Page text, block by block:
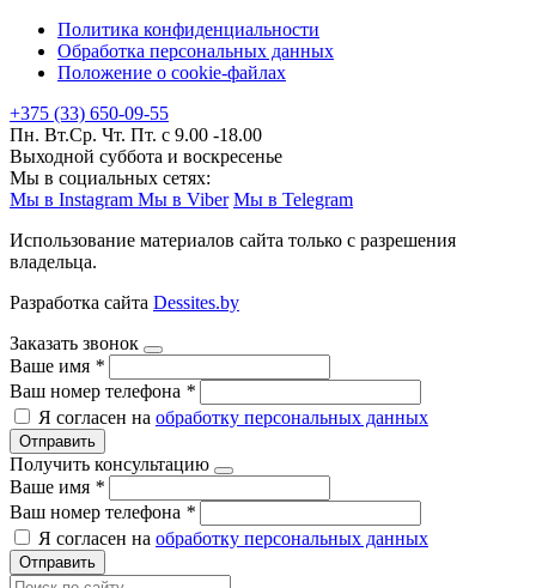
Политика конфиденциальности
Обработка персональных данных
Положение о cookie-файлах
+375 (33) 650-09-55
Пн. Вт.Ср. Чт. Пт. с 9.00 -18.00
Выходной суббота и воскресенье
Мы в социальных сетях:
Мы в Instagram Мы в Viber Мы в Telegram
Использование материалов сайта только с разрешения
владельца.
Разработка сайта Dessites.by
Заказать звонок
Ваше имя *
Ваш номер телефона *
Я согласен на обработку персональных данных
Отправить
Получить консультацию
Ваше имя *
Ваш номер телефона *
Я согласен на обработку персональных данных
Отправить